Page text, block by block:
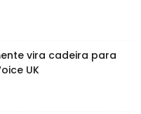
vira cadeira para
UK